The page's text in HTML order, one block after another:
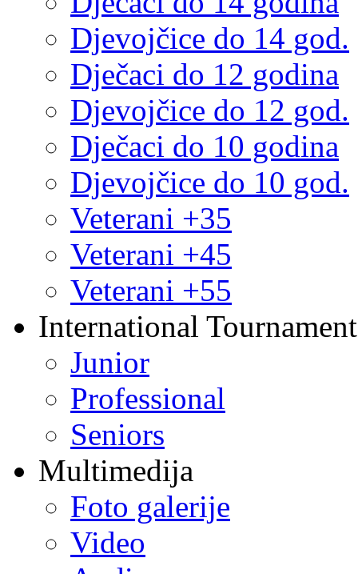
Djevojčice do 14 god.
Dječaci do 12 godina
Djevojčice do 12 god.
Dječaci do 10 godina
Djevojčice do 10 god.
Veterani +35
Veterani +45
Veterani +55
International
Junior
Professional
Seniors
Multimedija
Foto galerije
Video